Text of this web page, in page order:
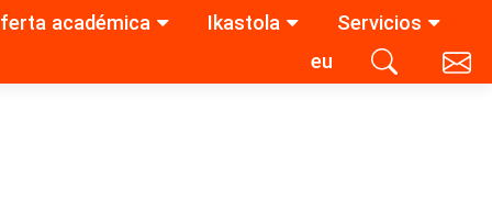
académica Ikastola
Servicios
eu
Buscar
Contacta con nosotros